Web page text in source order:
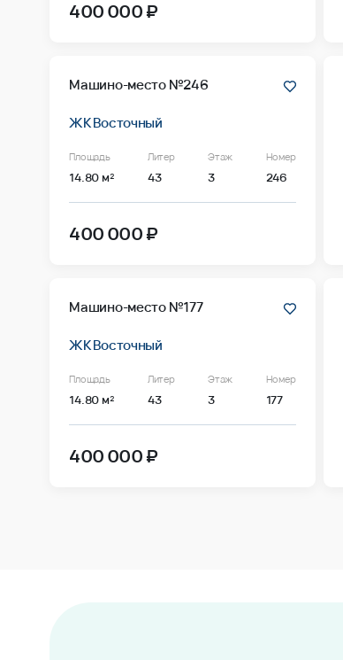
400 000 ₽
Машино-место №246
ЖК Восточный
Площадь
14.80 м²
Литер
43
Этаж
3
Номер
246
400 000 ₽
Машино-место №177
ЖК Восточный
Площадь
14.80 м²
Литер
43
Этаж
3
Номер
177
400 000 ₽